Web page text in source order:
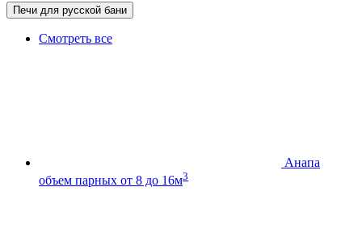
Печи для русской бани
Смотреть все
Анапа
объем парных от 8 до 16м3